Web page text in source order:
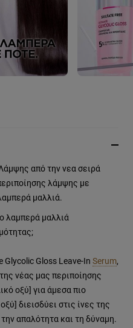
από την νεα σειρά
λάμψης με
μαλλιά.
λαμπερά μαλλιά
Glycolic Gloss Leave-In Serum,
νέας μας περιποίησης
οξύ] για άμεσα πιο
διεισδύει στις ίνες της
απαλότητα και τη δύναμη.